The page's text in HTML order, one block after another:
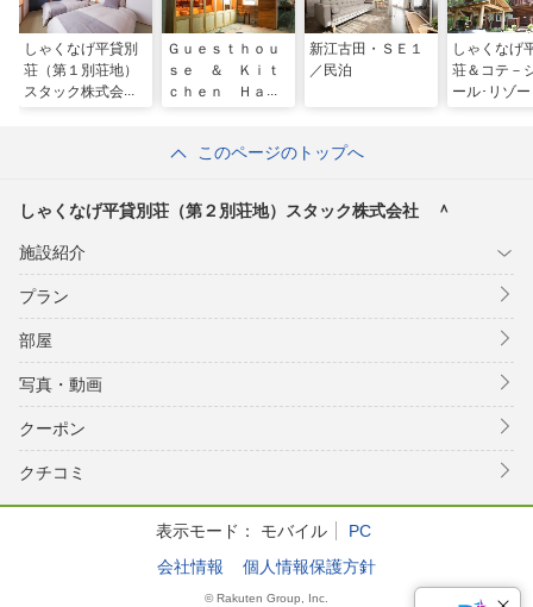
しゃくなげ平貸別
荘（第１別荘地）
スタック株式会
Ｇｕｅｓｔｈｏｕ
ｓｅ ＆ Ｋｉｔ
ｃｈｅｎ Ｈａｃ
新江古田・ＳＥ１
／民泊
しゃくなげ
荘＆コテ
ール･リゾ
このページのトップへ
しゃくなげ平貸別荘（第２別荘地）スタック株式会社 ＾
施設紹介
プラン
部屋
写真・動画
クーポン
クチコミ
表示モード： モバイル
PC
会社情報
個人情報保護方針
© Rakuten Group, Inc.